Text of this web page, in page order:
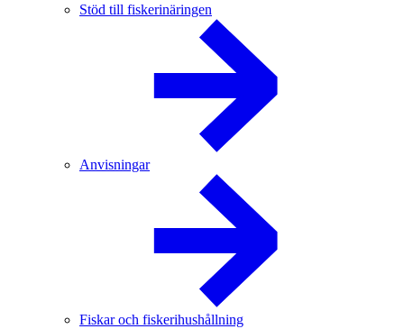
Stöd till fiskerinäringen
Anvisningar
Fiskar och fiskerihushållning